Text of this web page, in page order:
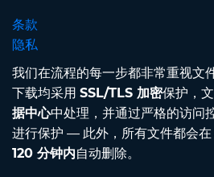
条款
隐私
我们在流程的每一步都非常重视文
下载均采用 SSL/TLS 加密保护，
据中心中处理，并通过严格的访问
进行保护 — 此外，所有文件都会在
120 分钟内自动删除。